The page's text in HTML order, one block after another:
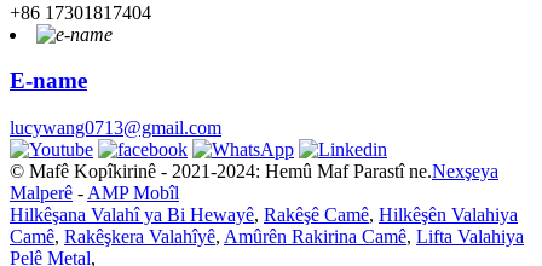
+86 17301817404
E-name
lucywang0713@gmail.com
© Mafê Kopîkirinê - 2021-2024: Hemû Maf Parastî ne.Nexşeya
Malperê - AMP Mobîl
Hilkêşana Valahî ya Bi Hewayê, Rakêşê Camê, Hilkêşên Valahiya
Camê, Rakêşkera Valahîyê, Amûrên Rakirina Camê, Lifta Valahiya
Pelê Metal,